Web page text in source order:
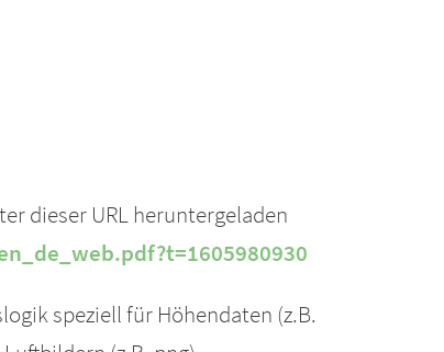
dieser URL heruntergeladen
speziell für Höhendaten (z.B.